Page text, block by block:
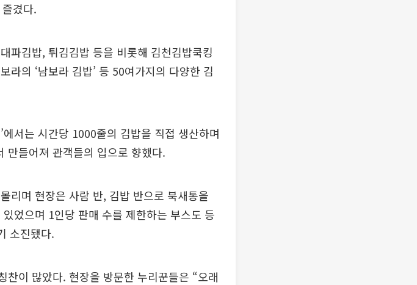
겼다.
파김밥, 튀김김밥 등을 비롯해 김천김밥쿡킹
라의 ‘남보라 김밥’ 등 50여가지의 다양한 김
서는 시간당 1000줄의 김밥을 직접 생산하며
만들어져 관객들의 입으로 향했다.
리며 현장은 사람 반, 김밥 반으로 북새통을
었으며 1인당 판매 수를 제한하는 부스도 등
소진됐다.
이 많았다. 현장을 방문한 누리꾼들은 “오래